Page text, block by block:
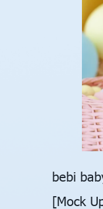
bebi
[Mock